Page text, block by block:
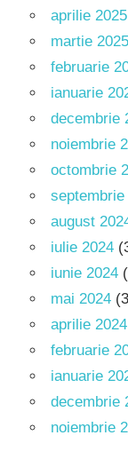
aprilie 2025
martie 2025
februarie
ianuarie
decembrie
noiembrie
octombrie
septembrie
august
iulie 2024
iunie 2024
mai 2024
aprilie 2024
februarie
ianuarie
decembrie
noiembrie